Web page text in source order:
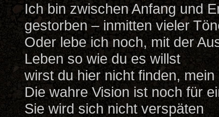
Ich bin zwischen Anfang und
gestorben – inmitten vieler
Oder lebe ich noch, mit der
Leben so wie du es willst
wirst du hier nicht finden, mein
Die wahre Vision ist noch für
Sie wird sich nicht verspäten